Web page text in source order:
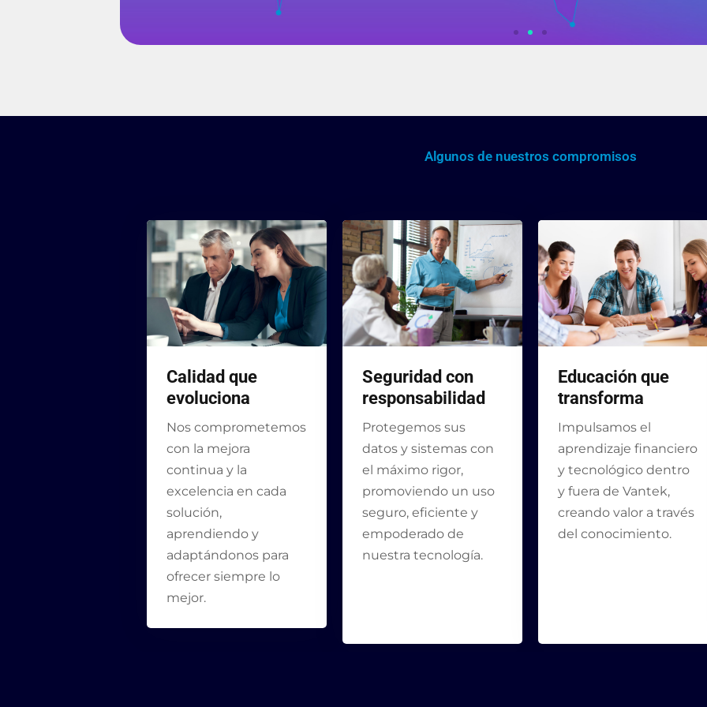
Algunos de nuestros compromisos
Calidad que
evoluciona
Nos comprometemos
con la mejora
continua y la
excelencia en cada
solución,
aprendiendo y
adaptándonos para
ofrecer siempre lo
mejor.
Seguridad con
responsabilidad
Protegemos sus
datos y sistemas con
el máximo rigor,
promoviendo un uso
seguro, eficiente y
empoderado de
nuestra tecnología.
Educación que
transforma
Impulsamos el
aprendizaje financiero
y tecnológico dentro
y fuera de Vantek,
creando valor a través
del conocimiento.